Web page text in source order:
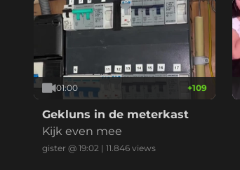
01:00 +109
Gekluns in de meterkast
Kijk even mee
gister @ 19:02 | 11.846 views